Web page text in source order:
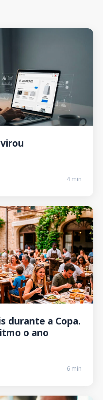
4 min
durante a Copa.
o ano
6 min